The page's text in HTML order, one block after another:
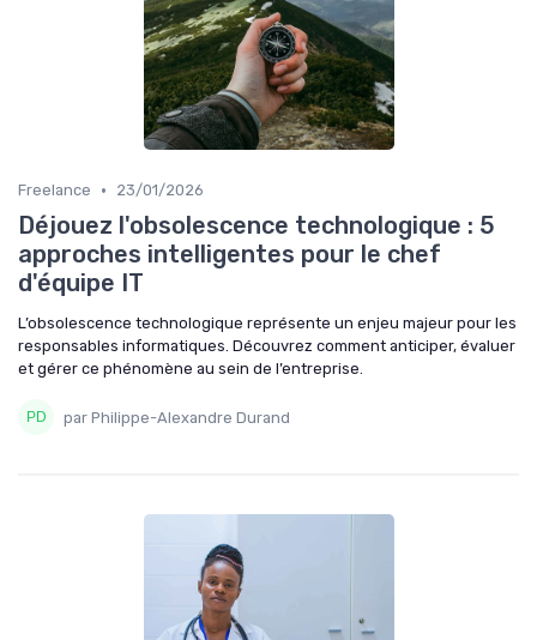
Freelance • 23/01/2026
Déjouez l'obsolescence technologique : 5
approches intelligentes pour le chef
d'équipe IT
L’obsolescence technologique représente un enjeu majeur pour les
responsables informatiques. Découvrez comment anticiper, évaluer
et gérer ce phénomène au sein de l’entreprise.
par Philippe-Alexandre Durand